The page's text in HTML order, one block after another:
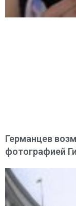
Германцев
фотографией